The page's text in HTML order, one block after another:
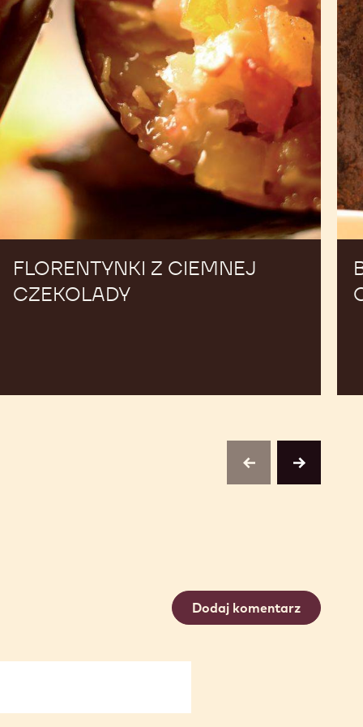
FLORENTYNKI Z CIEMNEJ
CZEKOLADY
previousnext
Dodaj komentarz